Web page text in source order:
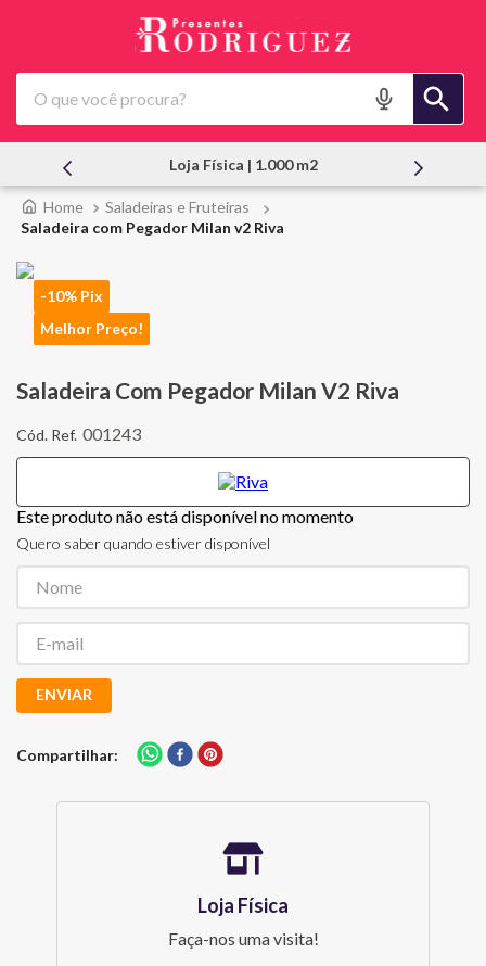
O que você procura?
Loja Física | 1.000 m2
Saladeiras e Fruteiras
Saladeira com Pegador Milan v2 Riva
-10% Pix
Melhor Preço!
Saladeira Com Pegador Milan V2 Riva
001243
Este produto não está disponível no momento
Quero saber quando estiver disponível
ENVIAR
Compartilhar
Loja Física
Faça-nos uma visita!